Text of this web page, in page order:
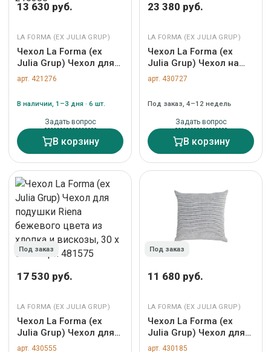
13 630 руб.
LA FORMA (ЕХ JULIA GRUP)
Чехол La Forma (ех
Julia Grup) Чехол для
подушки Milu из
бежевого хлопка с
45 x 45 см арт. 210388
арт. 421276
В наличии, 1–3 дня · 6 шт.
Задать вопрос
В корзину
23 380 руб.
LA FORMA (ЕХ JULIA GRUP)
Чехол La Forma (ех
Julia Grup) Чехол на
подушку Manma из
разноцветного
212487
арт. 430727
Под заказ, 4–12 недель
Задать вопрос
В корзину
Под заказ
17 530 руб.
LA FORMA (ЕХ JULIA GRUP)
Чехол La Forma (ех
Julia Grup) Чехол для
подушки Riena
арт. 430555
Под заказ
11 680 руб.
LA FORMA (ЕХ JULIA GRUP)
Чехол La Forma (ех
Julia Grup) Чехол для
подушки Idaira из 100%
арт. 430185